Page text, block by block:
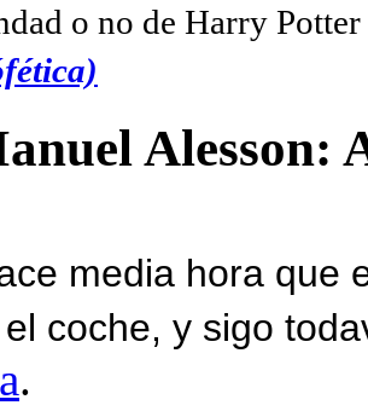
o no de Harry
Alesson:
media hora que
coche, y sigo
.